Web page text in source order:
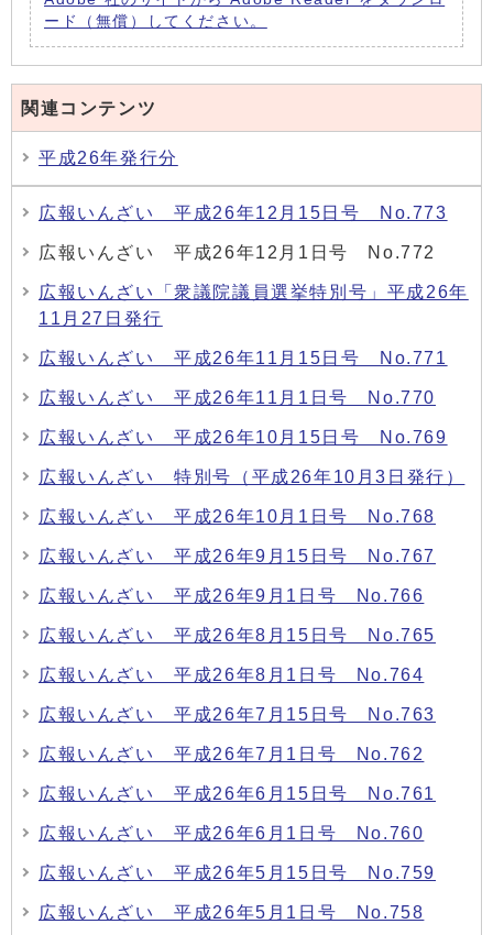
ード（無償）してください。
関連コンテンツ
平成26年発行分
広報いんざい 平成26年12月15日号 No.773
広報いんざい 平成26年12月1日号 No.772
広報いんざい「衆議院議員選挙特別号」平成26年
11月27日発行
広報いんざい 平成26年11月15日号 No.771
広報いんざい 平成26年11月1日号 No.770
広報いんざい 平成26年10月15日号 No.769
広報いんざい 特別号（平成26年10月3日発行）
広報いんざい 平成26年10月1日号 No.768
広報いんざい 平成26年9月15日号 No.767
広報いんざい 平成26年9月1日号 No.766
広報いんざい 平成26年8月15日号 No.765
広報いんざい 平成26年8月1日号 No.764
広報いんざい 平成26年7月15日号 No.763
広報いんざい 平成26年7月1日号 No.762
広報いんざい 平成26年6月15日号 No.761
広報いんざい 平成26年6月1日号 No.760
広報いんざい 平成26年5月15日号 No.759
広報いんざい 平成26年5月1日号 No.758